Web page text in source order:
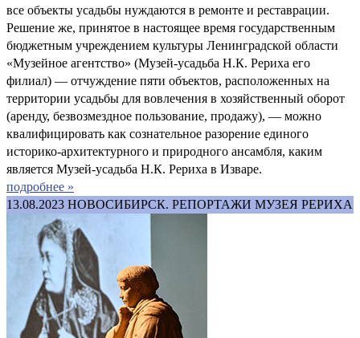
все объекты усадьбы нуждаются в ремонте и реставрации.
Решение же, принятое в настоящее время государственным
бюджетным учреждением культуры Ленинградской области
«Музейное агентство» (Музей-усадьба Н.К. Рериха его
филиал) — отчуждение пяти объектов, расположенных на
территории усадьбы для вовлечения в хозяйственный оборот
(аренду, безвозмездное пользование, продажу), — можно
квалифицировать как сознательное разорение единого
историко-архитектурного и природного ансамбля, каким
является Музей-усадьба Н.К. Рериха в Изваре.
подробнее »
13.08.2023 НОВОСИБИРСК. РЕПОРТАЖИ МУЗЕЯ РЕРИХА